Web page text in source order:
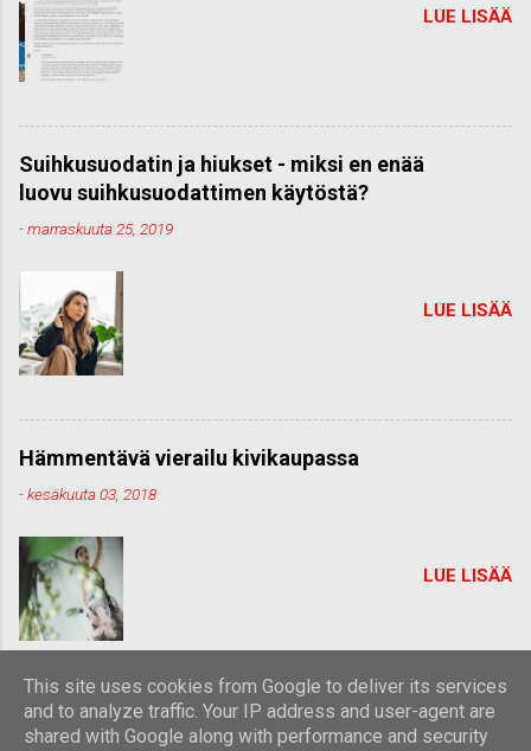
LUE LISÄÄ
Suihkusuodatin ja hiukset - miksi en enää
luovu suihkusuodattimen käytöstä?
-marraskuuta 25, 2019
LUE LISÄÄ
Hämmentävä vierailu kivikaupassa
-kesäkuuta 03, 2018
LUE LISÄÄ
This site uses cookies from Google to deliver its services
and to analyze traffic. Your IP address and user-agent are
shared with Google along with performance and security